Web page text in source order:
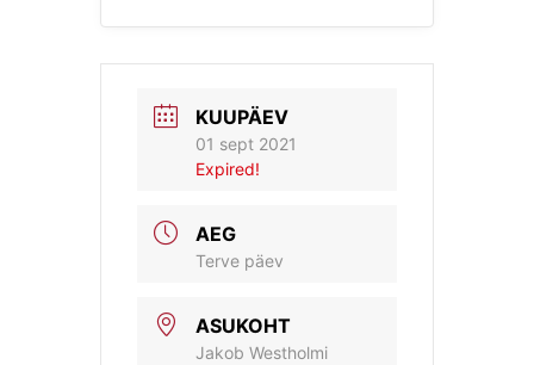
KUUPÄEV
01 sept 2021
Expired!
AEG
Terve päev
ASUKOHT
Jakob Westholmi